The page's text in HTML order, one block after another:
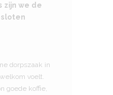
zijn we de
dorpszaak in
voelt.
goede koffie,